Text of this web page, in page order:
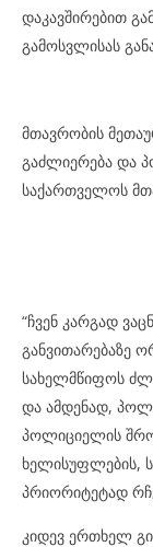
დაკავშირებით
გამოსვლისას
მთავრობის
გაძლიერება და
საქართველოს
“ჩვენ კარგად
განვითარებაზე
სახელმწიფოს
და ამდენად,
პოლიციელის
ხელისუფლების,
პრიორიტეტად
კიდევ ერთხელ